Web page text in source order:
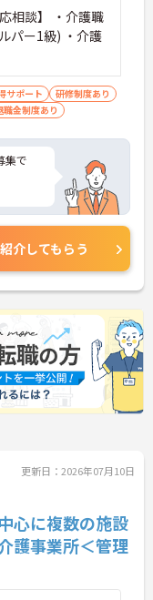
パー1級) ・介護
サポート
研修制度あり
職金制度あり
集で
紹介してもらう
更新日：2026年07月10日
心に複数の施設
護事業所＜管理